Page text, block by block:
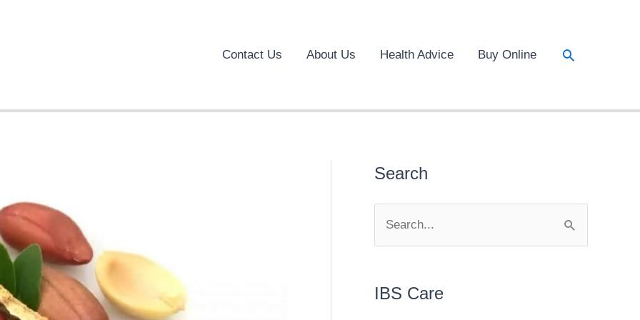
Contact Us About Us Health Advice Buy Online Search
Search
rIBS Care